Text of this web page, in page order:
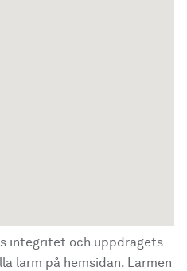
integritet och uppdragets
larm på hemsidan. Larmen